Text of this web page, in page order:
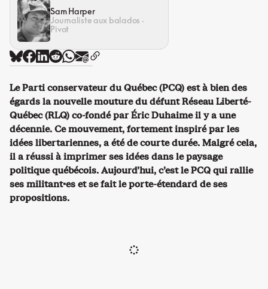
Sam Harper
Journaliste aux balados ·
Pivot
Le Parti conservateur du Québec (PCQ) est à bien des
égards la nouvelle mouture du défunt Réseau Liberté-
Québec (RLQ) co-fondé par Éric Duhaime il y a une
décennie. Ce mouvement, fortement inspiré par les
idées libertariennes, a été de courte durée. Malgré cela,
il a réussi à imprimer ses idées dans le paysage
politique québécois. Aujourd’hui, c’est le PCQ qui rallie
ses militant·es et se fait le porte-étendard de ses
propositions.